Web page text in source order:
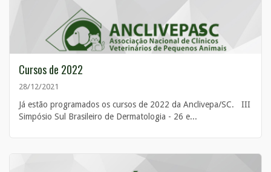
Cursos de 2022
28/12/2021
Já estão programados os cursos de 2022 da Anclivepa/SC. III
Simpósio Sul Brasileiro de Dermatologia - 26 e...